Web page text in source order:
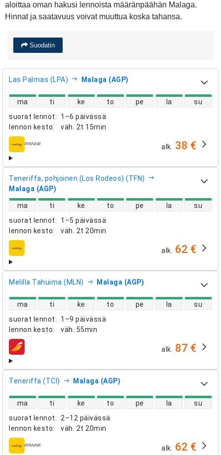
aloittaa oman hakusi lennoista määränpäähän Malaga.
Hinnat ja saatavuus voivat muuttua koska tahansa.
Suodatin
Las Palmas (LPA) Malaga (AGP)
suorat lennot:
1–6 päivässä
lennon kesto: väh. 2t 15min
suorien lentojen saatavuus
ma ti ke to pe la su
lentoyhtiöt alk. 38 €
Teneriffa, pohjoinen (Los Rodeos) (TFN)
Malaga (AGP)
suorat lennot:
1–5 päivässä
lennon kesto: väh. 2t 20min
suorien lentojen saatavuus
ma ti ke to pe la su
lentoyhtiöt alk. 62 €
Melilla Tahuima (MLN) Malaga (AGP)
suorat lennot:
1–9 päivässä
lennon kesto: väh. 55min
suorien lentojen saatavuus
ma ti ke to pe la su
lentoyhtiöt alk. 87 €
Teneriffa (TCI) Malaga (AGP)
suorat lennot: 2–12 päivässä
lennon kesto: väh. 2t 20min
suorien lentojen saatavuus
ma ti ke to pe la su
lentoyhtiöt alk. 62 €